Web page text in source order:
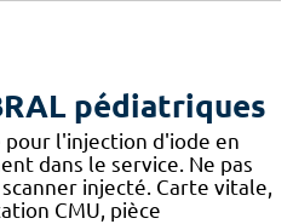
pédiatriques
pour l'injection d'iode en
dans le service. Ne pas
injecté. Carte vitale,
CMU, pièce